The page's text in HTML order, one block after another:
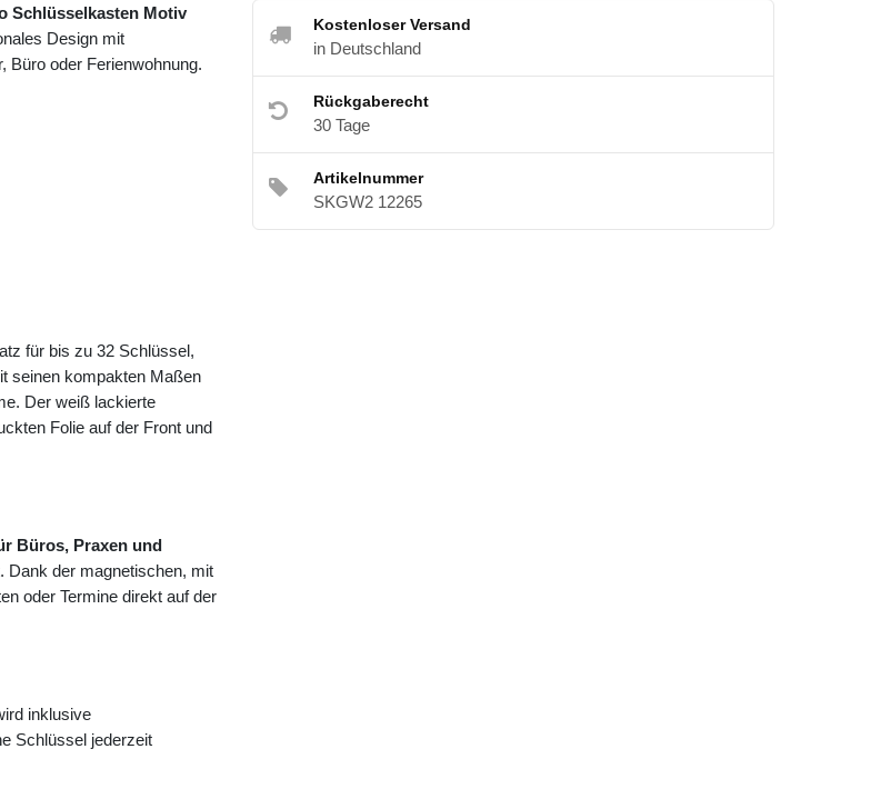
Schlüsselkasten Motiv
Design mit
Büro oder Ferienwohnung.
für bis zu 32 Schlüssel,
seinen kompakten Maßen
Der weiß lackierte
Folie auf der Front und
Büros, Praxen und
Dank der magnetischen, mit
oder Termine direkt auf der
inklusive
Schlüssel jederzeit
Kostenloser Versand
in Deutschland
Rückgaberecht
30 Tage
Artikelnummer
SKGW2 12265